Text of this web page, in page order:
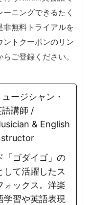
ニングできるたく
非無料トライアルを
ントクーポンのリン
ご登録ください。
ュージシャン・
語講師 /
& English
「ゴダイゴ」の
して活躍したス
ォックス。洋楽
学習や英語表現